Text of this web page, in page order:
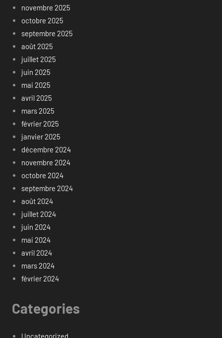
novembre 2025
octobre 2025
septembre 2025
août 2025
juillet 2025
juin 2025
mai 2025
avril 2025
mars 2025
février 2025
janvier 2025
décembre 2024
novembre 2024
octobre 2024
septembre 2024
août 2024
juillet 2024
juin 2024
mai 2024
avril 2024
mars 2024
février 2024
Categories
Uncategorized